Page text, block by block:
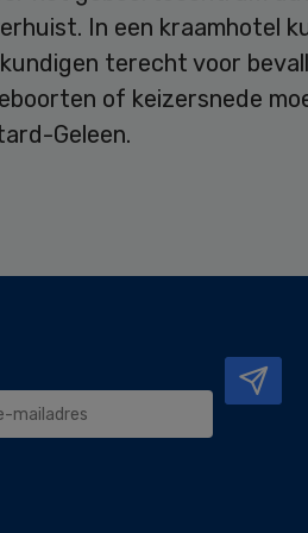
In een kraamhotel
terecht voor
of keizersnede
Geleen.